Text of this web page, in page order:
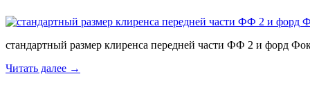
стандартный размер клиренса передней части ФФ 2 и форд
Читать далее →